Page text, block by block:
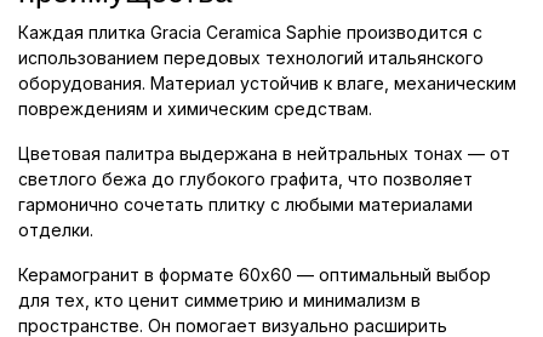
Каждая плитка Gracia Ceramica Saphie производится с
использованием передовых технологий итальянского
оборудования. Материал устойчив к влаге, механическим
повреждениям и химическим средствам.
Цветовая палитра выдержана в нейтральных тонах — от
светлого бежа до глубокого графита, что позволяет
гармонично сочетать плитку с любыми материалами
отделки.
Керамогранит в формате 60x60 — оптимальный выбор
для тех, кто ценит симметрию и минимализм в
пространстве. Он помогает визуально расширить